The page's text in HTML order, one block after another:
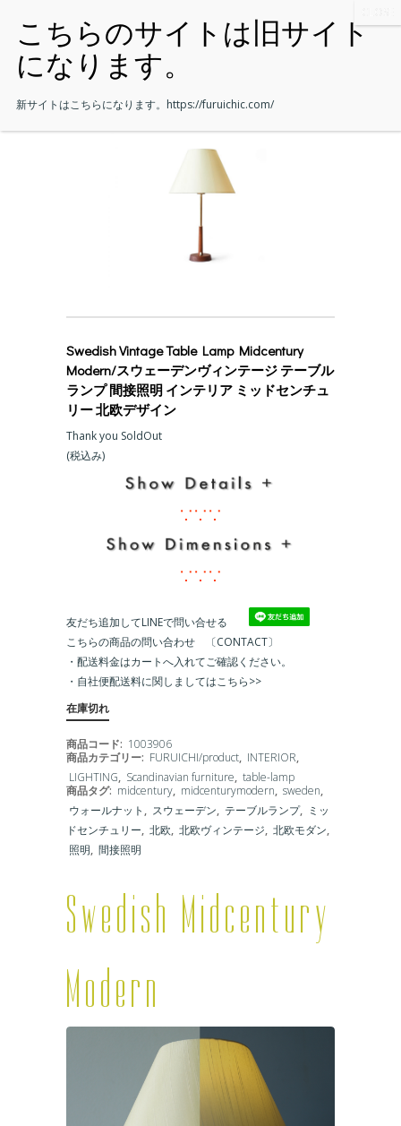
Swedish Vintage Table Lamp Midcentury
Modern/スウェーデンヴィンテージ テーブル
ランプ 間接照明 インテリア ミッドセンチュ
リー 北欧デザイン
Thank you SoldOut
(税込み)
∵∵∵
∵∵∵
友だち追加してLINEで問い合せる
こちらの商品の問い合わせ 〔CONTACT〕
・配送料金はカートへ入れてご確認ください。
・ 自社便配送料に関しましてはこちら>>
在庫切れ
商品コード: 1003906
商品カテゴリー: FURUICHI/product, INTERIOR,
LIGHTING, Scandinavian furniture, table-lamp
商品タグ: midcentury, midcenturymodern, sweden,
ウォールナット, スウェーデン, テーブルランプ, ミッ
ドセンチュリー, 北欧, 北欧ヴィンテージ, 北欧モダン,
照明, 間接照明
Swedish Midcentury
Modern
新サイトはこちらになります。 https://furuichic.com/